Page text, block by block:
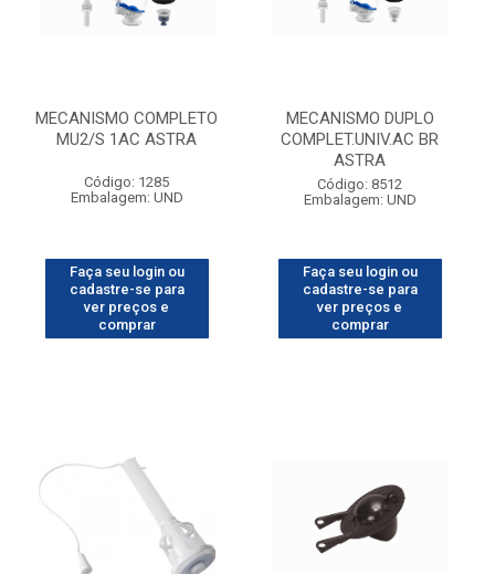
MECANISMO COMPLETO
MU2/S 1AC ASTRA
Código: 1285
Embalagem: UND
Faça seu login ou
cadastre-se para
ver preços e
comprar
MECANISMO DUPLO
COMPLET.UNIV.AC BR
ASTRA
Código: 8512
Embalagem: UND
Faça seu login ou
cadastre-se para
ver preços e
comprar